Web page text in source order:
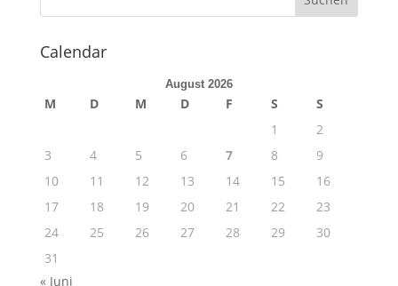
Calendar
August 2026
M D M D F S
S
1
2
3
4 5 6 7 8
9
10
11 12 13 14 15
16
17
18 19 20 21 22
23
24
25 26 27 28 29
30
31
« Juni